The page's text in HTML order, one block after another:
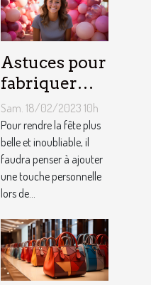
Astuces pour
fabriquer
une arche de
ballons
Sam. 18/02/2023 10h
Pour rendre la fête plus
belle et inoubliable, il
faudra penser à ajouter
une touche personnelle
lors de...